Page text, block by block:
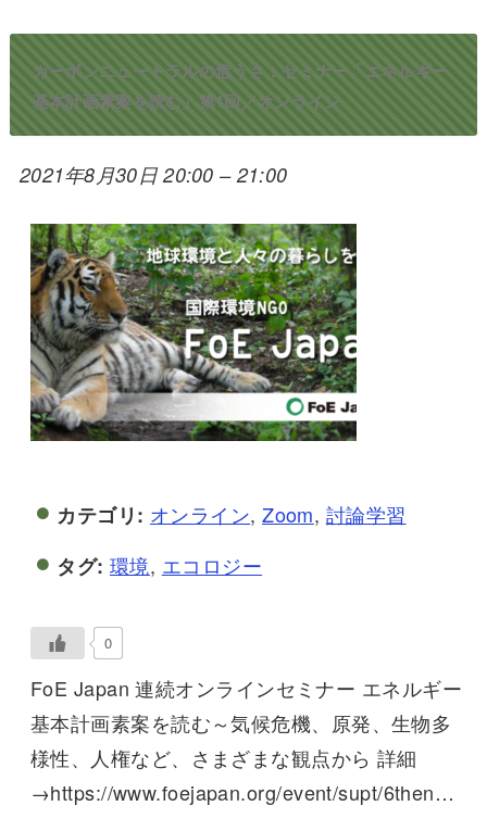
カーボンニュートラルの危うさ：セミナー「エネルギー
基本計画素案を読む」第1回／オンライン
2021年8月30日 20:00 – 21:00
カテゴリ: オンライン,Zoom, 討論学習
タグ: 環境, エコロジー
0
FoE Japan 連続オンラインセミナー エネルギー
基本計画素案を読む～気候危機、原発、生物多
様性、人権など、さまざまな観点から 詳細
→https://www.foejapan.org/event/supt/6then…